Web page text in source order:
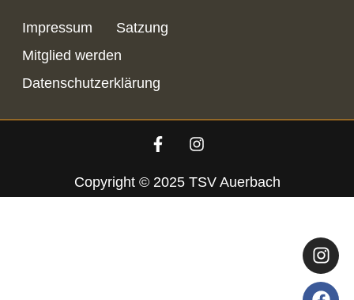
Impressum
Satzung
Mitglied werden
Datenschutzerklärung
Copyright © 2025 TSV Auerbach